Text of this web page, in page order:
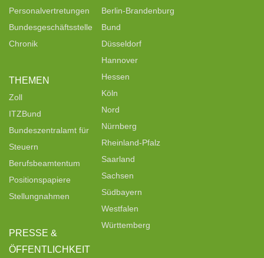
Personalvertretungen
Bundesgeschäftsstelle
Chronik
THEMEN
Zoll
ITZBund
Bundeszentralamt für
Steuern
Berufsbeamtentum
Positionspapiere
Stellungnahmen
PRESSE &
ÖFFENTLICHKEIT
Berlin-Brandenburg
Bund
Düsseldorf
Hannover
Hessen
Köln
Nord
Nürnberg
Rheinland-Pfalz
Saarland
Sachsen
Südbayern
Westfalen
Württemberg